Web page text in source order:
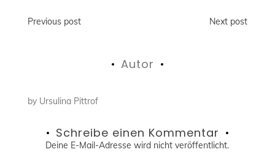
Beitragsnavigation
Previous post Next post
Autor
by Ursulina Pittrof
Schreibe einen Kommentar
Deine E-Mail-Adresse wird nicht veröffentlicht.